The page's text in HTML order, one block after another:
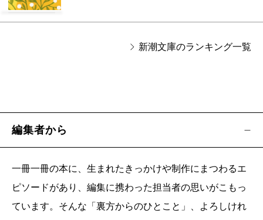
新潮文庫のランキング一覧
編集者から
一冊一冊の本に、生まれたきっかけや制作にまつわるエ
ピソードがあり、編集に携わった担当者の思いがこもっ
ています。そんな「裏方からのひとこと」、よろしけれ